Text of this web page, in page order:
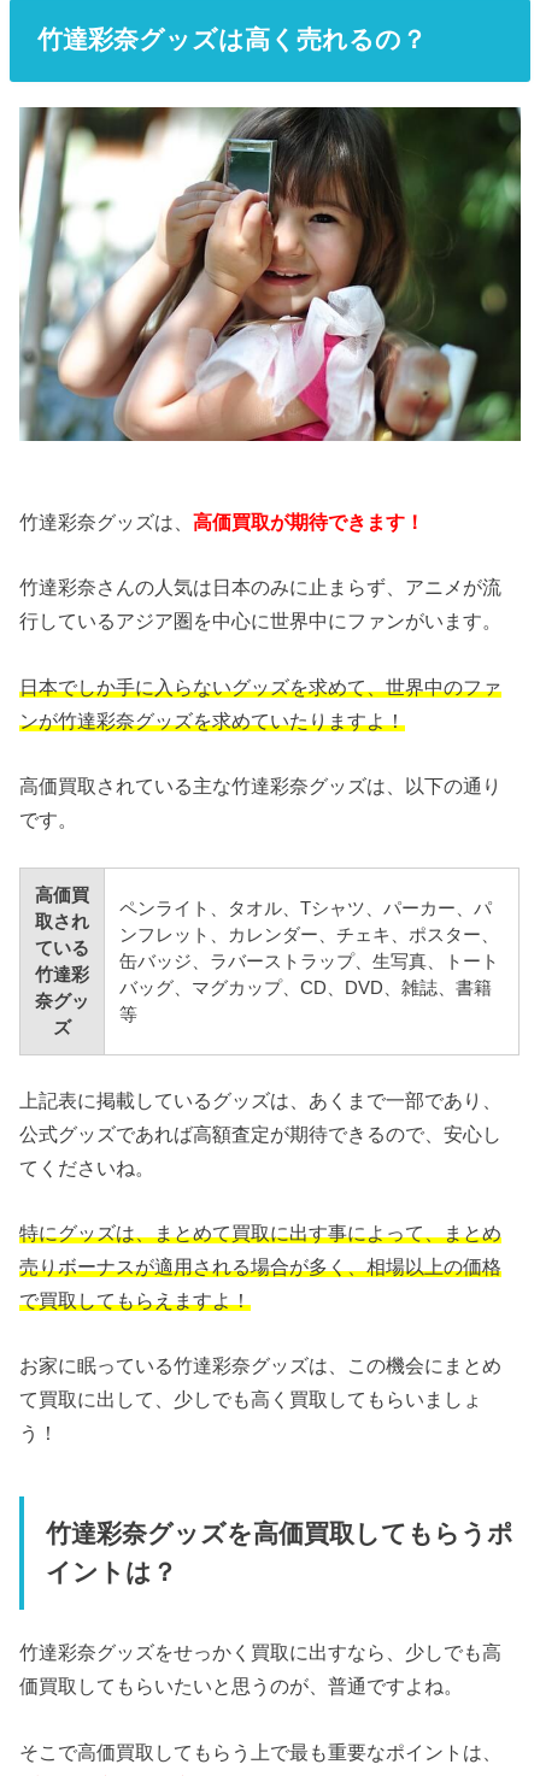
竹達彩奈グッズは高く売れるの？
竹達彩奈グッズは、高価買取が期待できます！
竹達彩奈さんの人気は日本のみに止まらず、アニメが流
行しているアジア圏を中心に世界中にファンがいます。
日本でしか手に入らないグッズを求めて、世界中のファ
ンが竹達彩奈グッズを求めていたりますよ！
高価買取されている主な竹達彩奈グッズは、以下の通り
です。
高価買
取され
ている
竹達彩
奈グッ
ズ
ペンライト、タオル、Tシャツ、パーカー、パ
ンフレット、カレンダー、チェキ、ポスター、
缶バッジ、ラバーストラップ、生写真、トート
バッグ、マグカップ、CD、DVD、雑誌、書籍
等
上記表に掲載しているグッズは、あくまで一部であり、
公式グッズであれば高額査定が期待できるので、安心し
てくださいね。
特にグッズは、まとめて買取に出す事によって、まとめ
売りボーナスが適用される場合が多く、相場以上の価格
で買取してもらえますよ！
お家に眠っている竹達彩奈グッズは、この機会にまとめ
て買取に出して、少しでも高く買取してもらいましょ
う！
竹達彩奈グッズを高価買取してもらうポ
イントは？
竹達彩奈グッズをせっかく買取に出すなら、少しでも高
価買取してもらいたいと思うのが、普通ですよね。
そこで高価買取してもらう上で最も重要なポイントは、